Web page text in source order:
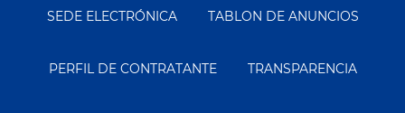
Segundo
Menu
SEDE ELECTRÓNICA TABLON DE ANUNCIOS
PERFIL DE CONTRATANTE TRANSPARENCIA